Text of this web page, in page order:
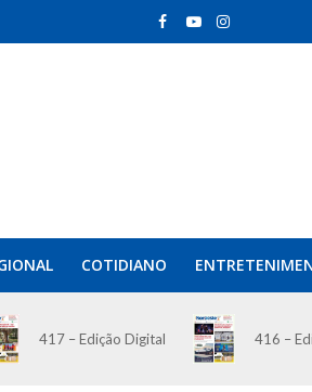
COTIDIANO
417 – Edição Digital 416 –